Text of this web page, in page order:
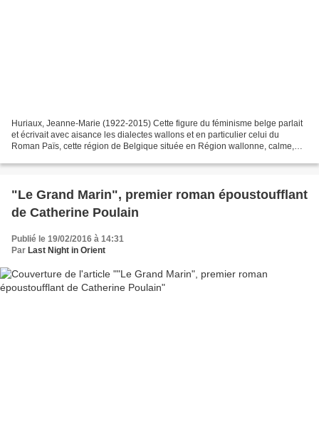
Huriaux, Jeanne-Marie (1922-2015) Cette figure du féminisme belge parlait
et écrivait avec aisance les dialectes wallons et en particulier celui du
Roman Païs, cette région de Belgique située en Région wallonne, calme,
"Le Grand Marin", premier roman époustoufflant
de Catherine Poulain
Publié le 19/02/2016 à 14:31
Par Last Night in Orient